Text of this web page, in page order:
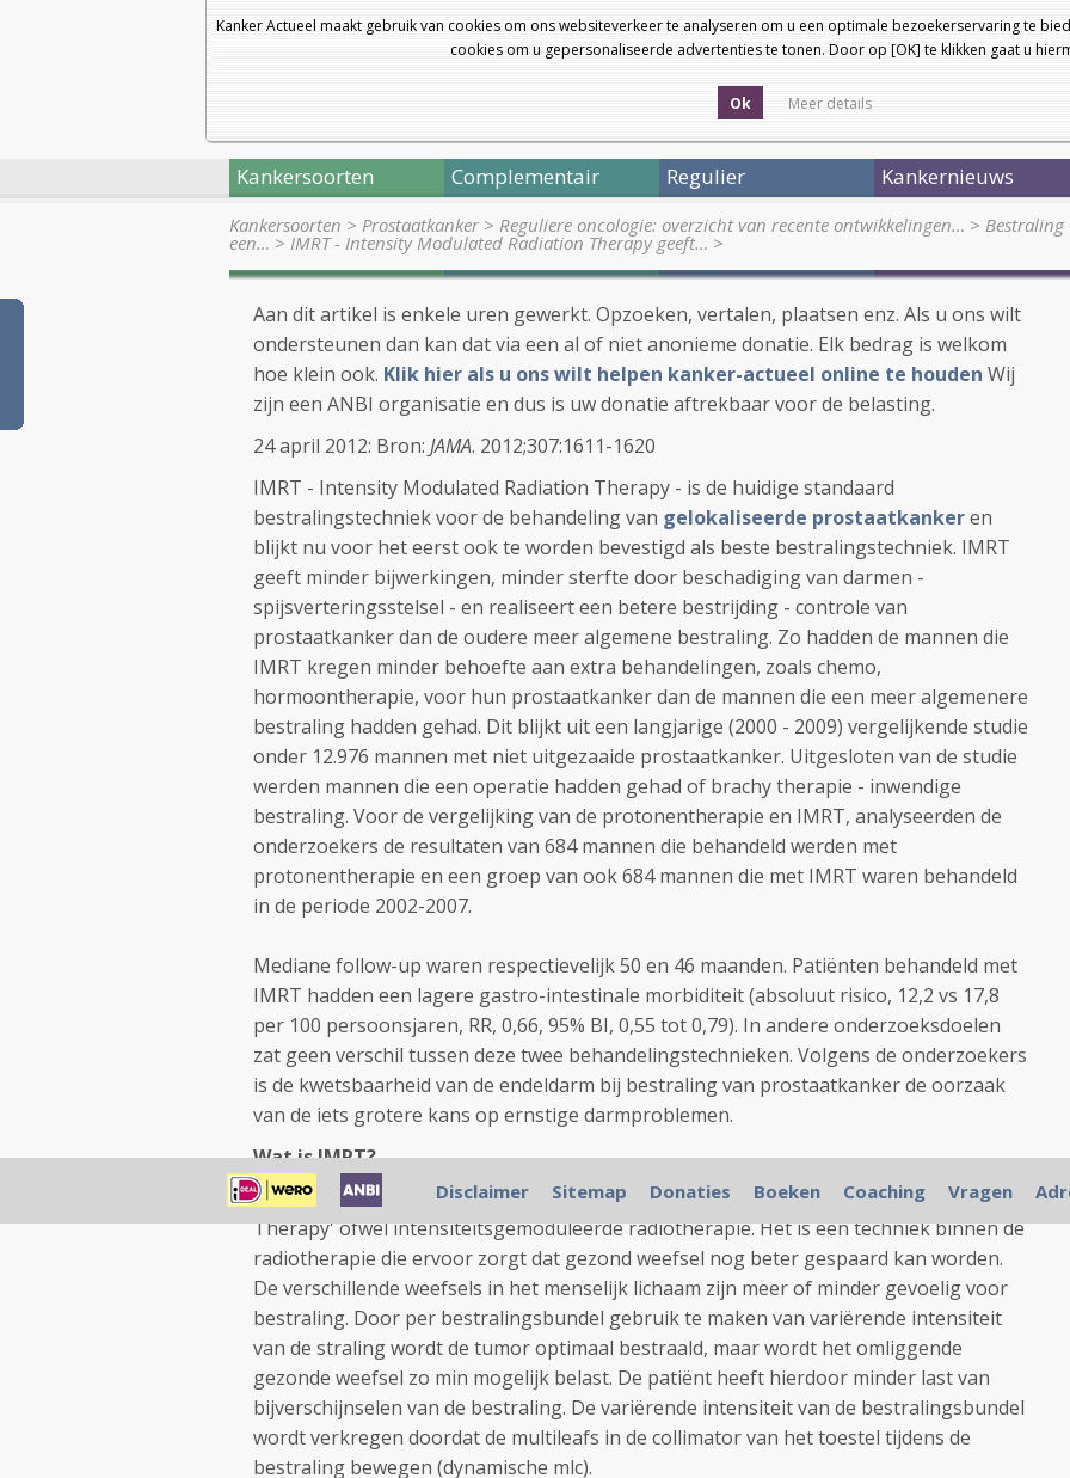
Kanker Actueel maakt gebruik van cookies om ons websiteverkeer te analyseren om u een optimale bezoekerservaring te
cookies om u gepersonaliseerde advertenties te tonen. Door op [OK] te klikken gaat u
Ok Meer details
Kankersoorten Complementair Regulier Kankernieuws
Kankersoorten > Prostaatkanker> Reguliere oncologie: overzicht van recente ontwikkelingen… >
een… > IMRT - Intensity Modulated Radiation Therapy geeft… >
Aan dit artikel is enkele uren gewerkt. Opzoeken, vertalen, plaatsen enz. Als u ons wilt
ondersteunen dan kan dat via een al of niet anonieme donatie. Elk bedrag is welkom
hoe klein ook. Klik hier als u ons wilt helpen kanker-actueel online te houden Wij
zijn een ANBI organisatie en dus is uw donatie aftrekbaar voor de belasting.
24 april 2012: Bron: JAMA. 2012;307:1611-1620
IMRT - Intensity Modulated Radiation Therapy - is de huidige standaard
bestralingstechniek voor de behandeling van gelokaliseerde prostaatkankeren
blijkt nu voor het eerst ook te worden bevestigd als beste bestralingstechniek. IMRT
geeft minder bijwerkingen, minder sterfte door beschadiging van darmen -
spijsverteringsstelsel - en realiseert een betere bestrijding - controle van
prostaatkanker dan de oudere meer algemene bestraling. Zo hadden de mannen die
IMRT kregen minder behoefte aan extra behandelingen, zoals chemo,
hormoontherapie, voor hun prostaatkanker dan de mannen die een meer algemenere
bestraling hadden gehad. Dit blijkt uit een langjarige (2000 - 2009) vergelijkende studie
onder 12.976 mannen met niet uitgezaaide prostaatkanker. Uitgesloten van de studie
werden mannen die een operatie hadden gehad of brachy therapie - inwendige
bestraling. Voor de vergelijking van de protonentherapie en IMRT, analyseerden de
onderzoekers de resultaten van 684 mannen die behandeld werden met
protonentherapie en een groep van ook 684 mannen die met IMRT waren behandeld
in de periode 2002-2007.
Mediane follow-up waren respectievelijk 50 en 46 maanden. Patiënten behandeld met
IMRT hadden een lagere gastro-intestinale morbiditeit (absoluut risico, 12,2 vs 17,8
per 100 persoonsjaren, RR, 0,66, 95% BI, 0,55 tot 0,79). In andere onderzoeksdoelen
zat geen verschil tussen deze twee behandelingstechnieken. Volgens de onderzoekers
is de kwetsbaarheid van de endeldarm bij bestraling van prostaatkanker de oorzaak
van de iets grotere kans op ernstige darmproblemen.
Wat is IMRT?
Bron:Erasmus Medisch Centrum: IMRT staat voor 'Intensity Modulated Radiation
Therapy' ofwel intensiteitsgemoduleerde radiotherapie. Het is een techniek binnen de
radiotherapie die ervoor zorgt dat gezond weefsel nog beter gespaard kan worden.
De verschillende weefsels in het menselijk lichaam zijn meer of minder gevoelig voor
bestraling. Door per bestralingsbundel gebruik te maken van variërende intensiteit
van de straling wordt de tumor optimaal bestraald, maar wordt het omliggende
gezonde weefsel zo min mogelijk belast. De patiënt heeft hierdoor minder last van
bijverschijnselen van de bestraling. De variërende intensiteit van de bestralingsbundel
wordt verkregen doordat de multileafs in de collimator van het toestel tijdens de
bestraling bewegen (dynamische mlc).
Disclaimer Sitemap Donaties Boeken Coaching Vragen